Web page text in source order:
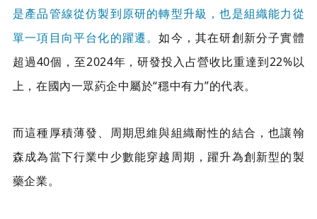
是產品管線從仿製到原研的轉型升級，也是組織能力從
單一項目向平台化的躍遷。如今，其在研創新分子實體
超過40個，至2024年，研發投入占營收比重達到22%以
上，在國內一眾葯企中屬於“穩中有力”的代表。
而這種厚積薄發、周期思維與組織耐性的結合，也讓翰
森成為當下行業中少數能穿越周期，躍升為創新型的製
藥企業。